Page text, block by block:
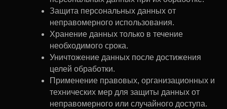
Защита персональных данных от
неправомерного использования.
Хранение данных только в течение
необходимого срока.
Уничтожение данных после достижения
целей обработки.
Применение правовых, организационных и
технических мер для защиты данных от
неправомерного или случайного доступа.